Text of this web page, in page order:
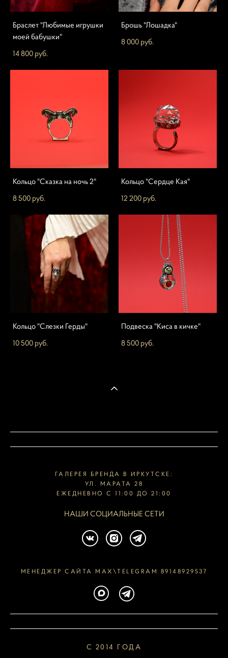
Браслет "Любимые игрушки
моей бабушки"
14 800 pуб.
Брошь "Лошадка"
8 000 pуб.
Кольцо "Сказка на ночь 2"
8 500 pуб.
Кольцо "Сердце Кая"
12 200 pуб.
Кольцо "Слезки Герды"
10 500 pуб.
Подвеска "Киса в кичке"
8 500 pуб.
ГАЛЕРЕЯ БРЕНДА В ИРКУТСКЕ:
УЛ. МАРАТА 28
ЕЖЕДНЕВНО С 11:00 ДО 21:00
НАШИ СОЦИАЛЬНЫЕ СЕТИ
МЕНЕДЖЕР САЙТА MAX\TELEGRAM 89148929537
С 2014 ГОДА